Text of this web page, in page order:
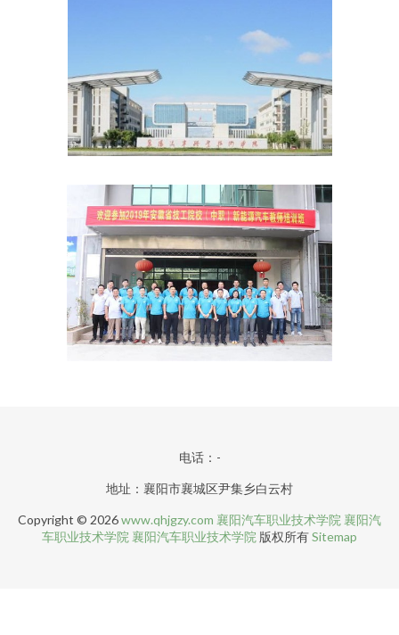
电话：-
地址：襄阳市襄城区尹集乡白云村
Copyright © 2026www.qhjgzy.com 襄阳汽车职业技术学院 襄阳汽
车职业技术学院 襄阳汽车职业技术学院 版权所有Sitemap